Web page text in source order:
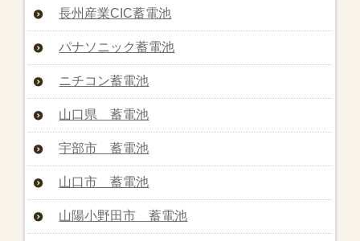
長州産業CIC蓄電池
パナソニック蓄電池
ニチコン蓄電池
山口県 蓄電池
宇部市 蓄電池
山口市 蓄電池
山陽小野田市 蓄電池